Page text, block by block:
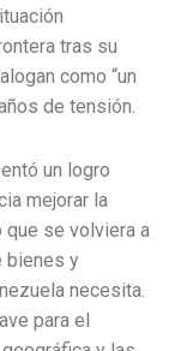
tras su
como “un
de tensión.
un logro
mejorar la
se volviera a
bienes y
necesita.
para el